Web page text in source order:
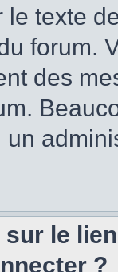
texte
forum.
des
le
?